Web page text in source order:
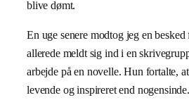
blive dømt.
En uge senere modtog jeg en
allerede meldt sig ind i en
arbejde på en novelle. Hun fortalte,
levende og inspireret end nogensinde.